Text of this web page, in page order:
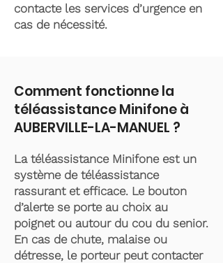
contacte les services d’urgence en
cas de nécessité.
Comment fonctionne la
téléassistance Minifone à
AUBERVILLE-LA-MANUEL ?
La téléassistance Minifone est un
système de téléassistance
rassurant et efficace. Le bouton
d’alerte se porte au choix au
poignet ou autour du cou du senior.
En cas de chute, malaise ou
détresse, le porteur peut contacter